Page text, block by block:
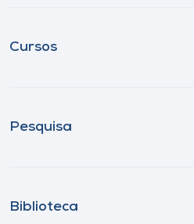
Cursos
Pesquisa
Biblioteca